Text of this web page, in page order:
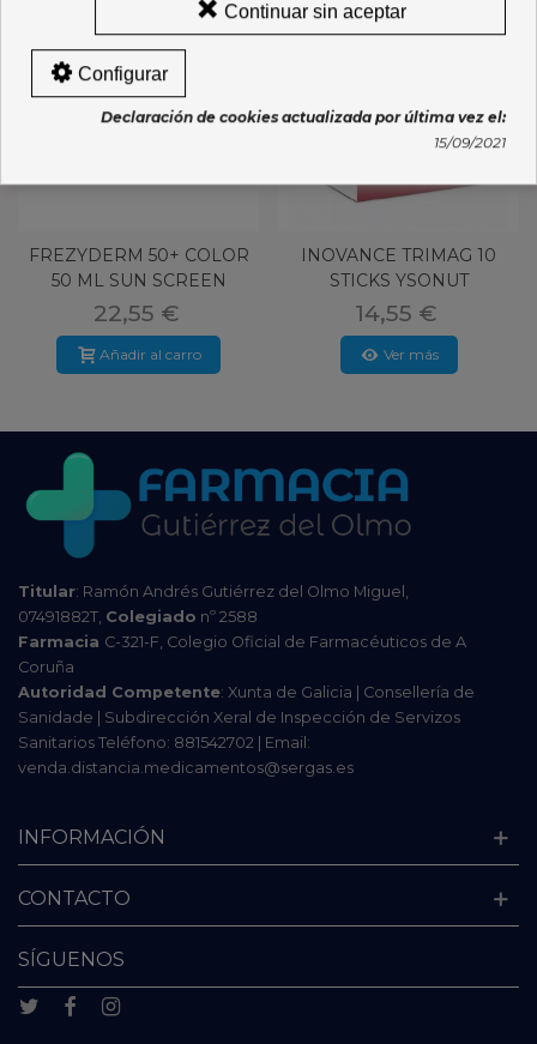
FREZYDERM 50+ COLOR
50 ML SUN SCREEN
VELVET FACE
22,55 €
Añadir al carro
INOVANCE TRIMAG 10
STICKS YSONUT
14,55 €
Ver más
Titular: Ramón Andrés Gutiérrez del Olmo Miguel,
07491882T, Colegiado nº 2588
Farmacia C-321-F, Colegio Oficial de Farmacéuticos de A
Coruña
Autoridad Competente: Xunta de Galicia | Consellería de
Sanidade | Subdirección Xeral de Inspección de Servizos
Sanitarios Teléfono: 881542702 | Email:
venda.distancia.medicamentos@sergas.es
INFORMACIÓN
CONTACTO
SÍGUENOS
Continuar sin aceptar
Configurar
Declaración de cookies actualizada por última vez el:
15/09/2021